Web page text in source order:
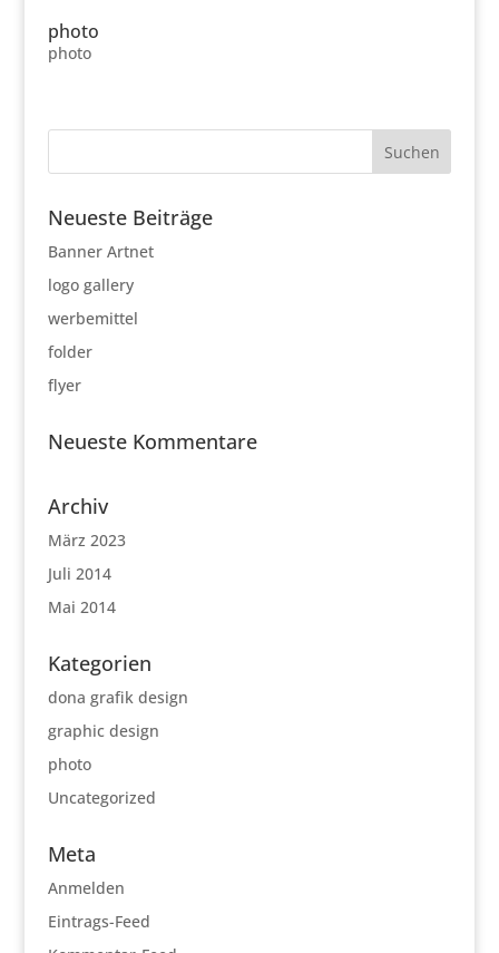
photo
photo
Neueste Beiträge
Banner Artnet
logo gallery
werbemittel
folder
flyer
Neueste Kommentare
Archiv
März 2023
Juli 2014
Mai 2014
Kategorien
dona grafik design
graphic design
photo
Uncategorized
Meta
Anmelden
Eintrags-Feed